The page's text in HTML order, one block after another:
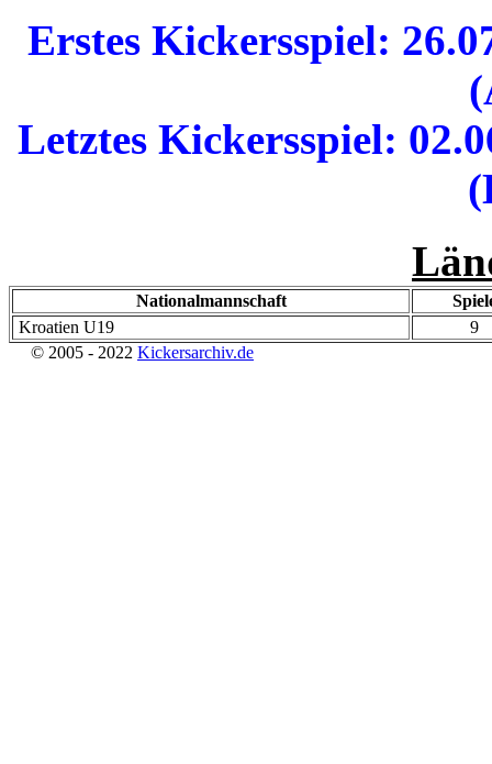
Erstes Kickersspiel:
Letztes Kickersspiel:
Nationalmannschaft
Kroatien U19
9
© 2005 - 2022 Kickersarchiv.de